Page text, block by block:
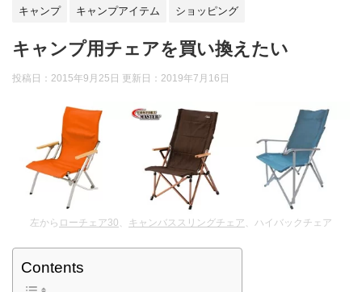
キャンプ キャンプアイテム ショッピング
キャンプ用チェアを買い換えたい
投稿日：2015年9月25日 更新日： 2019年7月16日
左から ローチェア30 キャンバススリングチェア 、ハイバックチェア
Contents